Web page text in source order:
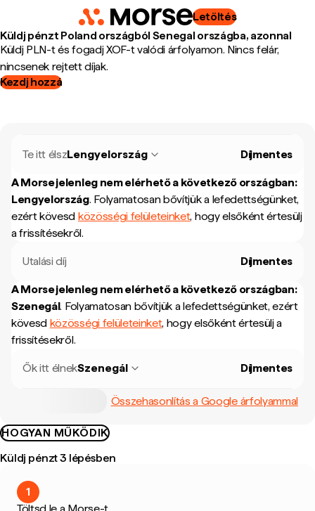
Letöltés
Küldj pénzt Poland országból Senegal országba, azonnal
Küldj PLN-t és fogadj XOF-t valódi árfolyamon. Nincs felár,
nincsenek rejtett díjak.
Kezdj hozzá
Te itt élszLengyelország Díjmentes
A Morse jelenleg nem elérhető a következő országban:
Lengyelország. Folyamatosan bővítjük a lefedettségünket,
ezért kövesd közösségi felületeinket, hogy elsőként értesülj
a frissítésekről.
Utalási díj Díjmentes
A Morse jelenleg nem elérhető a következő országban:
Szenegál. Folyamatosan bővítjük a lefedettségünket, ezért
kövesd közösségi felületeinket, hogy elsőként értesülj a
frissítésekről.
Ők itt élnekSzenegál Díjmentes
Összehasonlítás a Google árfolyammal
HOGYAN MŰKÖDIK
Küldj pénzt 3 lépésben
1